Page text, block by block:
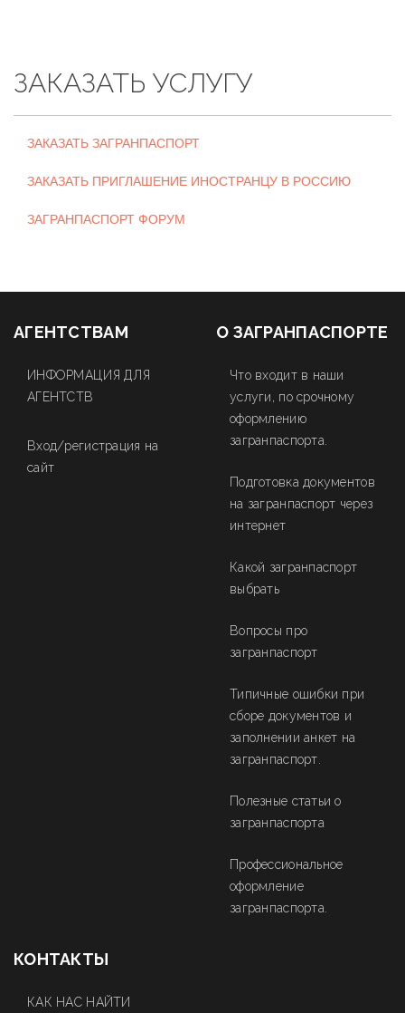
ЗАКАЗАТЬ УСЛУГУ
ЗАКАЗАТЬ ЗАГРАНПАСПОРТ
ЗАКАЗАТЬ ПРИГЛАШЕНИЕ ИНОСТРАНЦУ В РОССИЮ
ЗАГРАНПАСПОРТ ФОРУМ
АГЕНТСТВАМ
ИНФОРМАЦИЯ ДЛЯ
АГЕНТСТВ
Вход/регистрация на
сайт
О ЗАГРАНПАСПОРТЕ
Что входит в наши
услуги, по срочному
оформлению
загранпаспорта.
Подготовка документов
на загранпаспорт через
интернет
Какой загранпаспорт
выбрать
Вопросы про
загранпаспорт
Типичные ошибки при
сборе документов и
заполнении анкет на
загранпаспорт.
Полезные статьи о
загранпаспорта
Профессиональное
оформление
загранпаспорта.
КОНТАКТЫ
КАК НАС НАЙТИ